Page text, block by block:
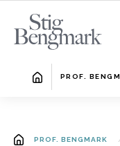
PROF.
PROF. BENGMARK